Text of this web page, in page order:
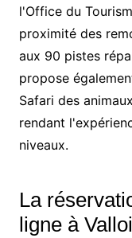
l'Office du
proximité des
aux 90 pistes
propose
Safari des
rendant
niveaux.
La
ligne à